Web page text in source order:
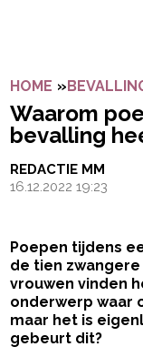
HOME »
Waarom
bevalling
REDACTIE MM
16.12.2022 19:23
Poepen tijdens
de tien
vrouwen vinden
onderwerp waar
maar het is
gebeurt dit?